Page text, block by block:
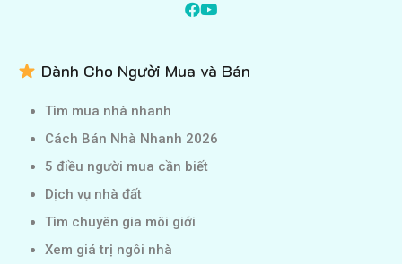
Dành Cho Người Mua và Bán
Tìm mua nhà nhanh
Cách Bán Nhà Nhanh 2026
5 điều người mua cần biết
Dịch vụ nhà đất
Tìm chuyên gia môi giới
Xem giá trị ngôi nhà